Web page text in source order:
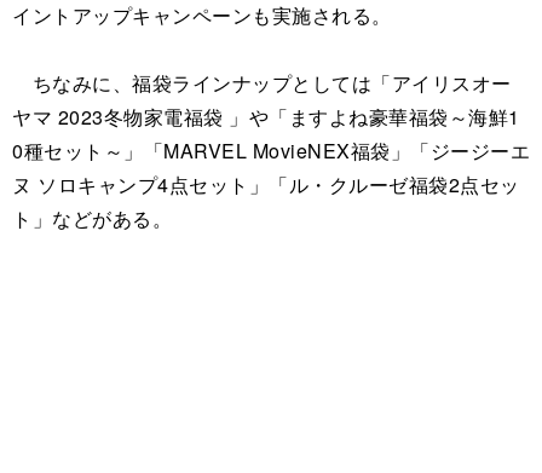
イントアップキャンペーンも実施される。
ちなみに、福袋ラインナップとしては「アイリスオー
ヤマ 2023冬物家電福袋 」や「ますよね豪華福袋～海鮮1
0種セット～」「MARVEL MovieNEX福袋」「ジージーエ
ヌ ソロキャンプ4点セット」「ル・クルーゼ福袋2点セッ
ト」などがある。